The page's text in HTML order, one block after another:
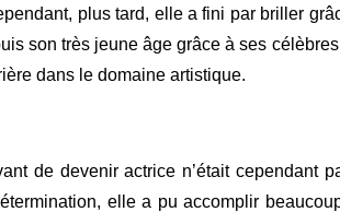
plus tard, elle a fini par briller
son très jeune âge grâce à ses
dans le domaine artistique.
de devenir actrice n’était cependant
elle a pu accomplir